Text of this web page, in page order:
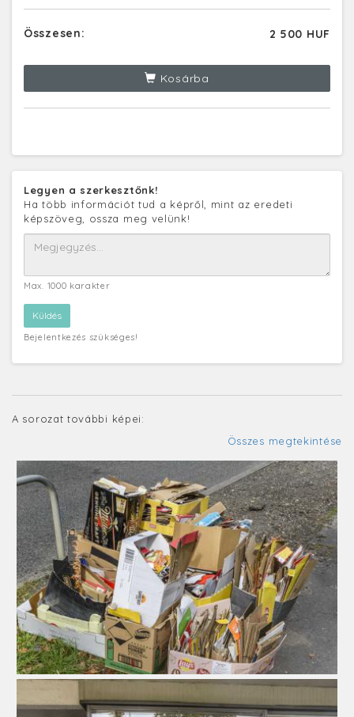
Összesen: 2 500 HUF
Kosárba
Legyen a szerkesztőnk!
Ha több információt tud a képről, mint az eredeti
képszöveg, ossza meg velünk!
Max. 1000 karakter
Bejelentkezés szükséges!
A sorozat további képei:
Összes megtekintése